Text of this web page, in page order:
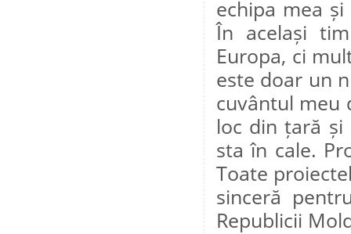
echipa mea
În același
Europa, ci
este doar un
cuvântul meu
loc din țară
sta în cale.
Toate
sinceră
Republicii